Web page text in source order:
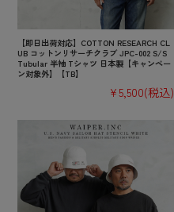
【即日出荷対応】COTTON RESEARCH CL
UB コットンリサーチクラブ JPC-002 S/S
Tubular 半袖 Tシャツ 日本製【キャンペー
ン対象外】【TB】
¥5,500(税込)